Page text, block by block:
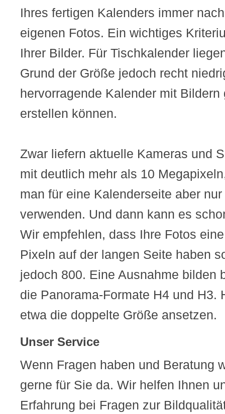
Ihres fertigen Kalenders immer
eigenen Fotos. Ein wichtiges
Ihrer Bilder. Für Tischkalender
Grund der Größe jedoch recht
hervorragende Kalender mit Bildern
erstellen können.
Zwar liefern aktuelle Kameras und
mit deutlich mehr als 10
man für eine Kalenderseite aber
verwenden. Und dann kann es
Wir empfehlen, dass Ihre Fotos
Pixeln auf der langen Seite haben
jedoch 800. Eine Ausnahme bilden
die Panorama-Formate H4 und H3.
etwa die doppelte Größe ansetzen.
Unser Service
Wenn Fragen haben und Beratung
gerne für Sie da. Wir helfen Ihnen
Erfahrung bei Fragen zur